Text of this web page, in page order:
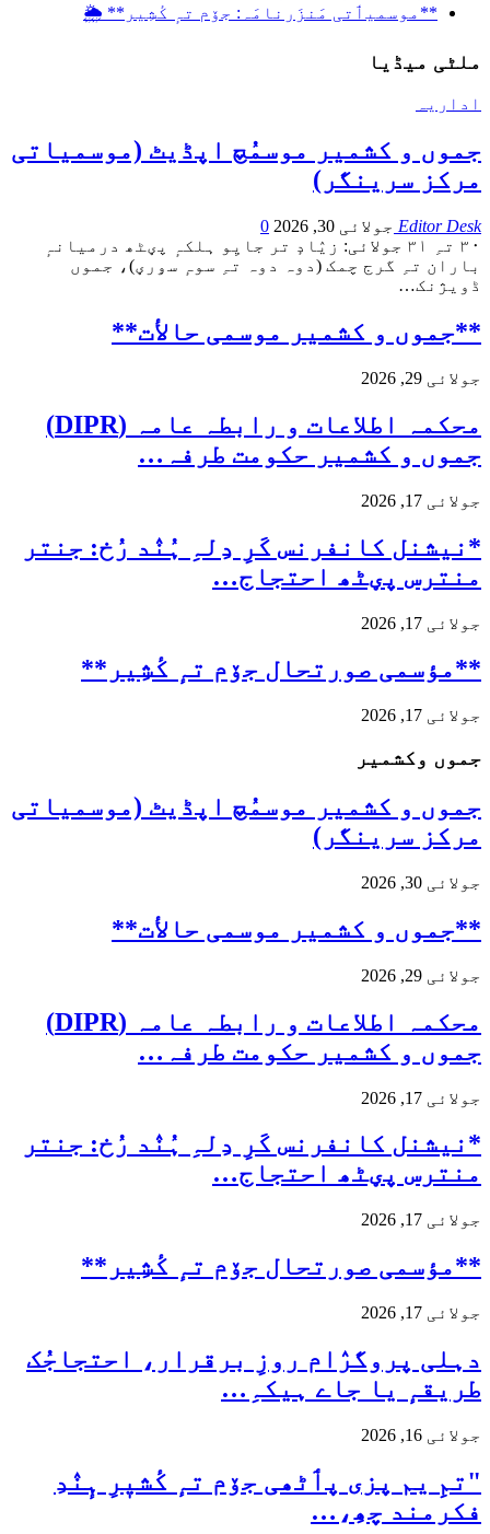
**موسمیٲتی مَنزَرنامَہ: جۆم تہٕ کٔشِیر** 🌦️
ملٹی میڈیا
اداریہ
جموں و کشمیر موسمُچ اپڈیٹ (موسمیاتی
مرکز سرینگر)
Editor Desk جولائی 30, 2026
0
۳۰ تہِ ۳۱ جولائی: زیٛادٕ تر جایِو ہلکہٕ پؠٹھ درمیانہٕ
باران تہِ گرج چمک (دوہ دوہ تہِ سوہٕ سۅرؠ)، جموں
ڈویژنک…
**جموں و كشمیر موسمی حالأت**
جولائی 29, 2026
محکمہ اطلاعات و رابطہ عامہ (DIPR)
جموں و کشمیر حکومت طرفہ…
جولائی 17, 2026
*نیشنل کانفرنس کَرِ دِلہِ ہُنٛد رُخ: جنتر
منترس پؠٹھ احتجاج…
جولائی 17, 2026
**مؤسمی صورتحال جۆم تہٕ کٔشِیر**
جولائی 17, 2026
جموں وکشمیر
جموں و کشمیر موسمُچ اپڈیٹ (موسمیاتی
مرکز سرینگر)
جولائی 30, 2026
**جموں و كشمیر موسمی حالأت**
جولائی 29, 2026
محکمہ اطلاعات و رابطہ عامہ (DIPR)
جموں و کشمیر حکومت طرفہ…
جولائی 17, 2026
*نیشنل کانفرنس کَرِ دِلہِ ہُنٛد رُخ: جنتر
منترس پؠٹھ احتجاج…
جولائی 17, 2026
**مؤسمی صورتحال جۆم تہٕ کٔشِیر**
جولائی 17, 2026
دہلی پروگرٛام روزِ برقرار، احتجاجُک
طریقہٕ یا جاے ہیکہِ…
جولائی 16, 2026
"تمِ یم پزی پٲٹھی جۆم تہٕ کٔشیٖرِ ہٕنٛدِ
فکرمند چھِ،…